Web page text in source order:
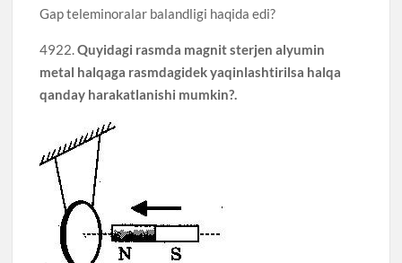
Gap teleminoralar balandligi haqida edi?
4922.Quyidagi rasmda magnit sterjen alyumin
metal halqaga rasmdagidek yaqinlashtirilsa halqa
qanday harakatlanishi mumkin?.